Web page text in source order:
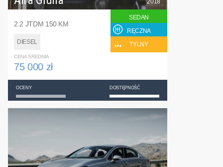
2.2 JTDM 150 KM
DIESEL
2018
SEDAN
RĘCZNA
TYLNY
CENA ŚREDNIA
75 000 zł
OCENY DOSTĘPNOŚĆ